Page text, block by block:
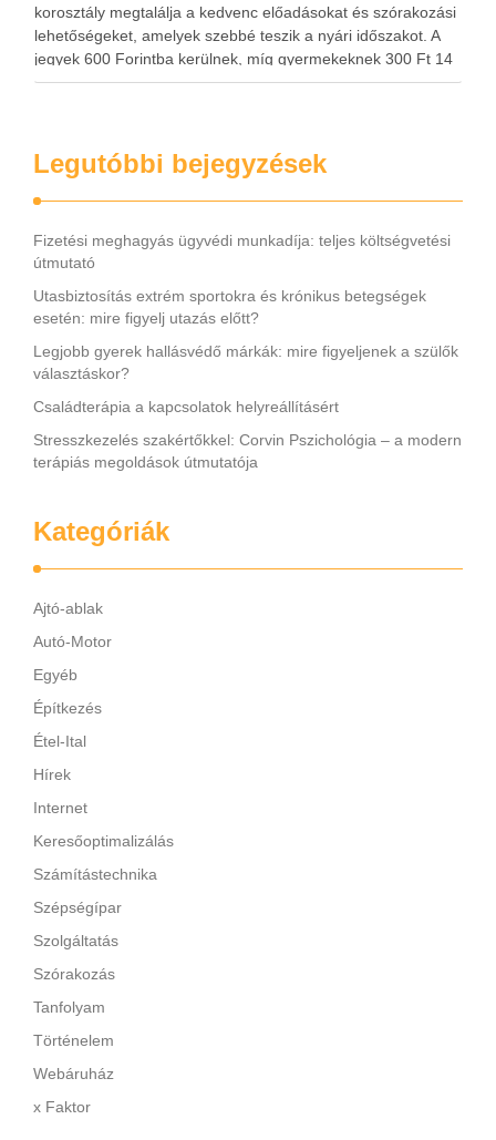
korosztály megtalálja a kedvenc előadásokat és szórakozási
lehetőségeket, amelyek szebbé teszik a nyári időszakot. A
jegyek 600 Forintba kerülnek, míg gyermekeknek 300 Ft 14
éves korig, csoportoknak természetesen kedvezményekkel.
Legutóbbi bejegyzések
Fizetési meghagyás ügyvédi munkadíja: teljes költségvetési
útmutató
Utasbiztosítás extrém sportokra és krónikus betegségek
esetén: mire figyelj utazás előtt?
Legjobb gyerek hallásvédő márkák: mire figyeljenek a szülők
választáskor?
Családterápia a kapcsolatok helyreállításért
Stresszkezelés szakértőkkel: Corvin Pszichológia – a modern
terápiás megoldások útmutatója
Kategóriák
Ajtó-ablak
Autó-Motor
Egyéb
Építkezés
Étel-Ital
Hírek
Internet
Keresőoptimalizálás
Számítástechnika
Szépségípar
Szolgáltatás
Szórakozás
Tanfolyam
Történelem
Webáruház
x Faktor